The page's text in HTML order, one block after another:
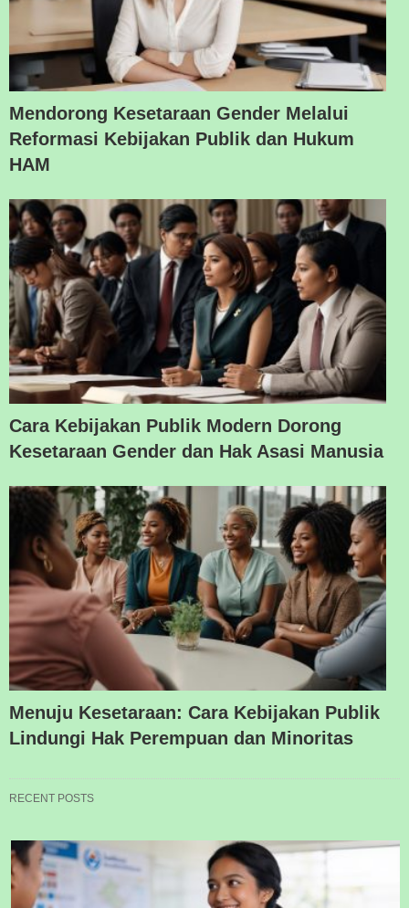
Mendorong Kesetaraan Gender Melalui
Reformasi Kebijakan Publik dan Hukum
HAM
Cara Kebijakan Publik Modern Dorong
Kesetaraan Gender dan Hak Asasi Manusia
Menuju Kesetaraan: Cara Kebijakan Publik
Lindungi Hak Perempuan dan Minoritas
RECENT POSTS